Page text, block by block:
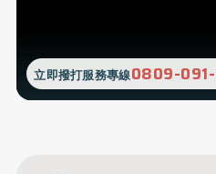
立即撥打服務專線0809-